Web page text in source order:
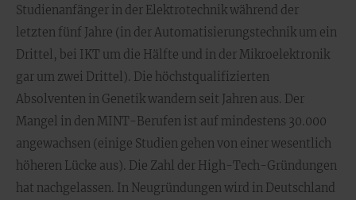
Studienanfänger in der Elektrotechnik während der
letzten fünf Jahre (in der Automatisierungstechnik um ein
Drittel, bei IKT um die Hälfte und in der Mikroelektronik
gar um zwei Drittel). Die höchstqualifizierten
Absolventen in Genetik wandern seit Jahren aus. Der
Mangel in den MINT-Berufen ist auf mindestens 30.000
angewachsen (einige Studien gehen von einer wesentlich
höheren Lücke aus). Die Zahl der High-Tech-Gründungen
hat nachgelassen. In Neugründungen wird in Deutschland